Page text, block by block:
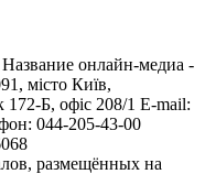
онлайн-медиа -
місто Київ,
Б, офіс 208/1 E-mail:
044-205-43-00
размещённых на